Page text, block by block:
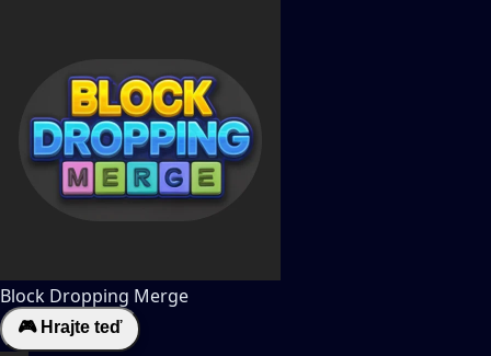
Block Dropping Merge
🎮 Hrajte teď